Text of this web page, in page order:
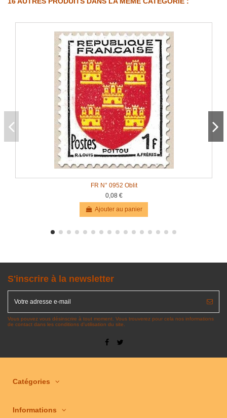
FR N° 0952 Oblit
0,08 €
Ajouter au panier
S'inscrire à la newsletter
Vous pouvez vous désinscrire à tout moment. Vous trouverez pour cela nos informations
de contact dans les conditions d'utilisation du site.
Catégories
Informations